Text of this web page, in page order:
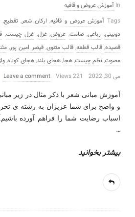
In آموزش عروض و قافیه
Tags آموزش عروض و قافیه, ارکان شعر,تقطیع,
دوبیتی, رباعی,صامت, عروض,غزل, غزل چیست,
قصیده,قالب قطعه,قالب مثنوی,قیصر امین پور,
مصوت,نظم چیست,هجا,هجای بلند,هجای کوتاه,
می 30, 2022
221 Views
Leave a comment
آموزش مبانی شعر با ذکر مثال در زیر
و واضح برای شما عزیزان به رشته ی
اسباب رضایت شما را فراهم آورده
…
بیشتر بخوانید